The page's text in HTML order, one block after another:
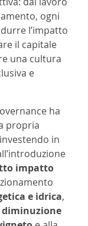
ogni
l’impatto
il capitale
una cultura
e
ha
propria
investendo in
impatto
e idrica,
diminuzione